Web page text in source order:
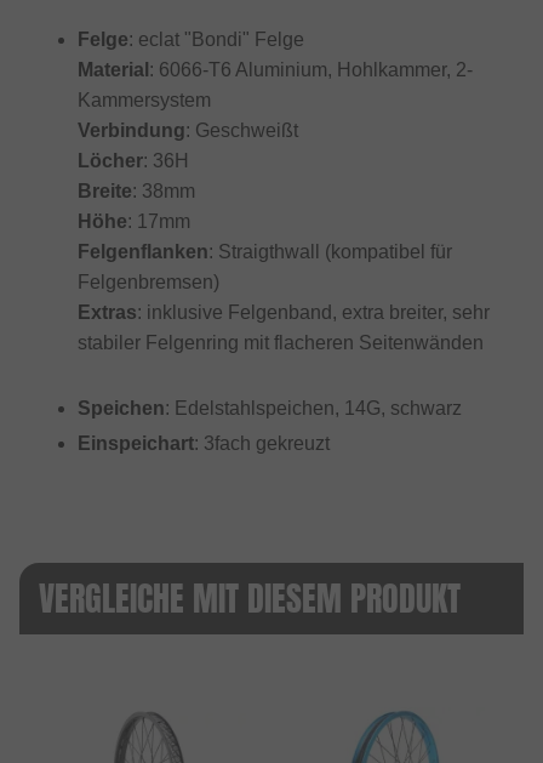
Felge: eclat "Bondi" Felge
Material : 6066-T6 Aluminium, Hohlkammer, 2-
Kammersystem
Verbindung: Geschweißt
Löcher: 36H
Breite: 38mm
Höhe: 17mm
Felgenflanken: Straigthwall (kompatibel für
Felgenbremsen)
Extras: inklusive Felgenband, extra breiter, sehr
stabiler Felgenring mit flacheren Seitenwänden
Speichen: Edelstahlspeichen, 14G, schwarz
Einspeichart: 3fach gekreuzt
VERGLEICHE MIT DIESEM PRODUKT